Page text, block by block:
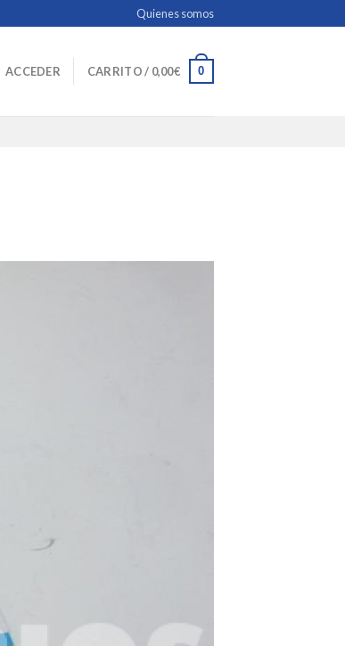
Quienes somos
ACCEDER CARRITO / 0,00€ 0